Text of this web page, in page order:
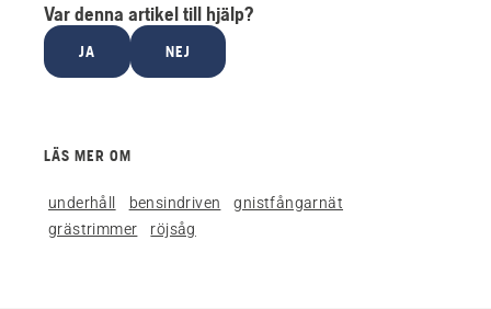
Var denna artikel till hjälp?
JA NEJ
LÄS MER OM
underhåll bensindriven
gnistfångarnät
grästrimmer
röjsåg